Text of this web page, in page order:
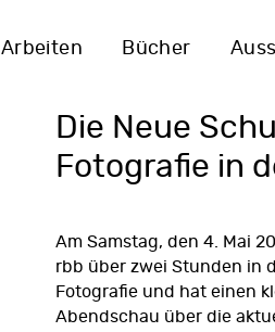
Arbeiten Bücher
Die Neue
Fotografie in
Am Samstag, den 4. Mai
rbb über zwei Stunden in
Fotografie und hat einen
Abendschau über die